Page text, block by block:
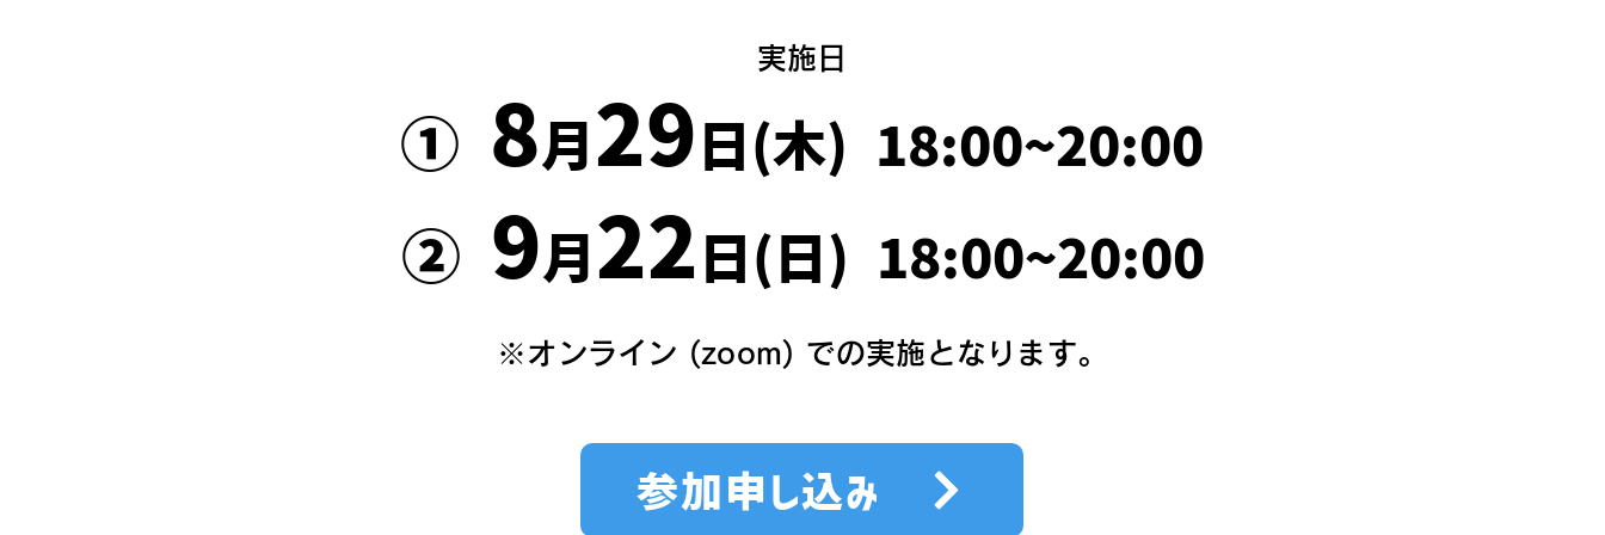
​実施日
① 8月 29 日(木) 18:00~20:00
② 9月 22 日(日) 18:00~20:00
※​オンライン (zoom) での実施となります。
参加申し込み